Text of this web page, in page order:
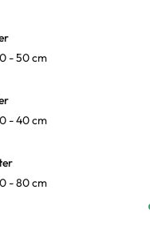
- 50 cm
- 40 cm
- 80 cm